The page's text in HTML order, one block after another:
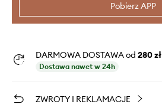
Pobierz APP
DARMOWA DOSTAWA od 280 zł
Dostawa nawet w 24h
ZWROTY I REKLAMACJE